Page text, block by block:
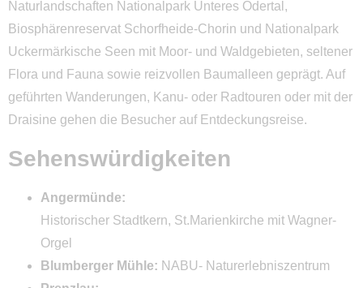
Ruppiner Seenland
Uckermark
Barnimer Land
Seenland Oder-Spree
Dahme Seengebiet
Spreewald
Elbe-Elster
Lausitzer Seenland
Naturlandschaften Nationalpark Unteres Odertal,
Biosphärenreservat Schorfheide-Chorin und Nationalpark
Uckermärkische Seen mit Moor- und Waldgebieten, seltener
Flora und Fauna sowie reizvollen Baumalleen geprägt. Auf
geführten Wanderungen, Kanu- oder Radtouren oder mit der
Draisine gehen die Besucher auf Entdeckungsreise.
Sehenswürdigkeiten
Angermünde:
Historischer Stadtkern, St.Marienkirche mit Wagner-
Orgel
Blumberger Mühle: NABU- Naturerlebniszentrum